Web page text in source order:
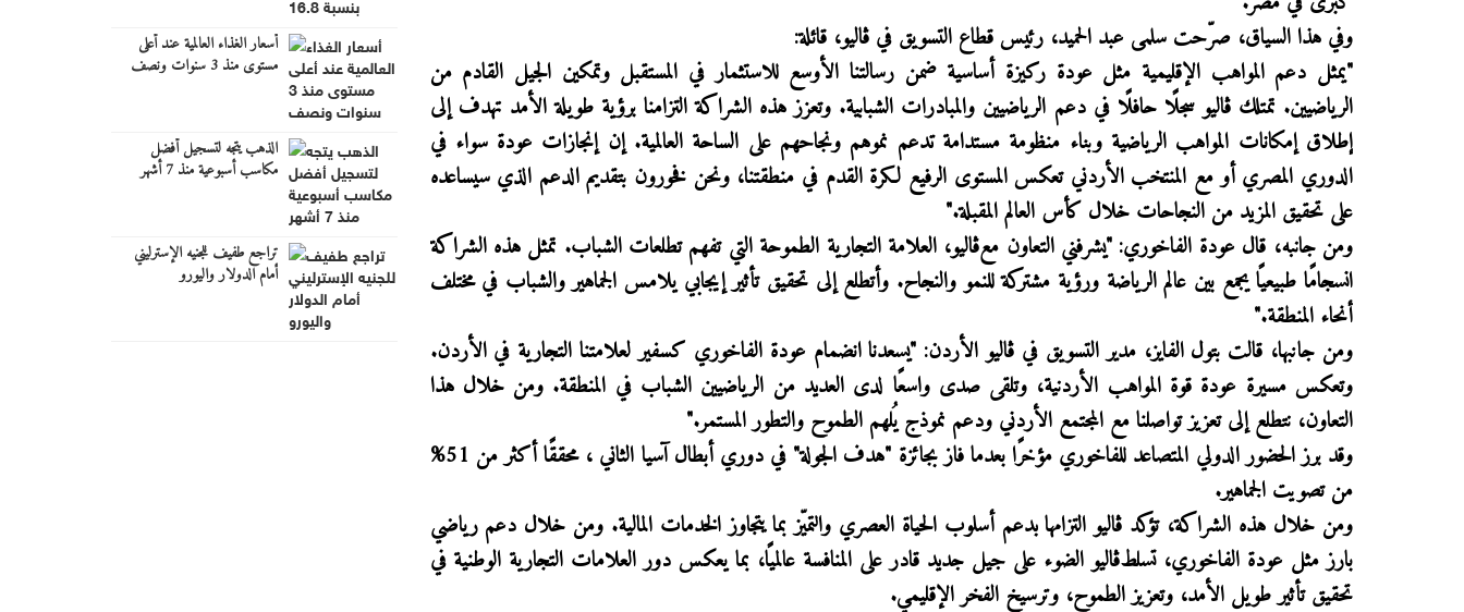
وفي هذا السياق، صرّحت سلمى عبد الحميد، رئيس قطاع التسويق في ڤاليو، قائلة:
"يمثل دعم المواهب الإقليمية مثل عودة ركيزة أساسية ضمن رسالتنا الأوسع للاستثمار في المستقبل وتمكين الجيل القادم من
الرياضيين. تمتلك ڤاليو سجلًا حافلًا في دعم الرياضيين والمبادرات الشبابية. وتعزز هذه الشراكة التزامنا برؤية طويلة الأمد تهدف إلى
إطلاق إمكانات المواهب الرياضية وبناء منظومة مستدامة تدعم نموهم ونجاحهم على الساحة العالمية. إن إنجازات عودة سواء في
الدوري المصري أو مع المنتخب الأردني تعكس المستوى الرفيع لكرة القدم في منطقتنا، ونحن فخورون بتقديم الدعم الذي سيساعده
على تحقيق المزيد من النجاحات خلال كأس العالم المقبلة.
"
ومن جانبه، قال عودة الفاخوري: "يشرفني التعاون معڤاليو، العلامة التجارية الطموحة التي تفهم تطلعات الشباب. تمثل هذه الشراكة
انسجامًا طبيعيًا يجمع بين عالم الرياضة ورؤية مشتركة للنمو والنجاح. وأتطلع إلى تحقيق تأثير إيجابي يلامس الجماهير والشباب في مختلف
أنحاء المنطقة.
"
ومن جانبها، قالت بتول الفايز، مدير التسويق في ڤاليو الأردن: "يسعدنا انضمام عودة الفاخوري كسفير لعلامتنا التجارية في الأردن.
وتعكس مسيرة عودة قوة المواهب الأردنية، وتلقى صدى واسعًا لدى العديد من الرياضيين الشباب في المنطقة. ومن خلال هذا
التعاون، نتطلع إلى تعزيز تواصلنا مع المجتمع الأردني ودعم نموذج يُلهم الطموح والتطور المستمر.
"
وقد برز الحضور الدولي المتصاعد للفاخوري مؤخرًا بعدما فاز بجائزة "هدف الجولة" في دوري أبطال آسيا الثاني
، محققًا أكثر من 51%
من تصويت الجماهير.
ومن خلال هذه الشراكة، تؤكد ڤاليو التزامها بدعم أسلوب الحياة العصري والتميّز بما يتجاوز الخدمات المالية. ومن خلال دعم رياضي
بارز مثل عودة الفاخوري، تسلطڤاليو الضوء على جيل جديد قادر على المنافسة عالميًا، بما يعكس دور العلامات التجارية الوطنية في
تحقيق تأثير طويل الأمد، وتعزيز الطموح، وترسيخ الفخر الإقليمي.
أسعار الغذاء العالمية عند أعلى
مستوى منذ 3 سنوات ونصف
الذهب يتجه لتسجيل أفضل
مكاسب أسبوعية منذ 7 أشهر
تراجع طفيف للجنيه الإسترليني
أمام الدولار واليورو